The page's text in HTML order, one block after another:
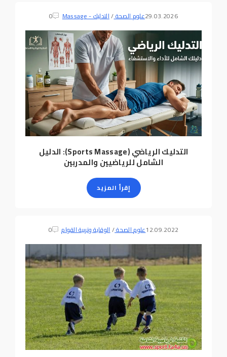
29.03.2026علوم الصحة/التدليك - Massage 0
التدليك الرياضي (Sports Massage): الدليل
الشامل للرياضيين والمدربين
إقرأ المزيد
12.09.2022علوم الصحة/الوقاية وتربية القوام 0